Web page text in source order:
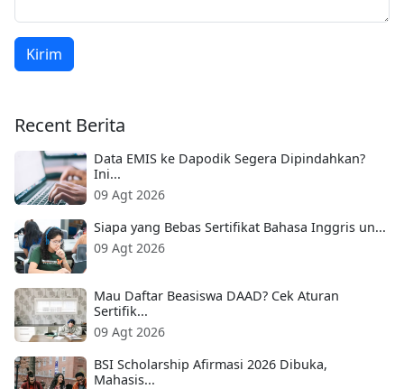
Kirim
Recent Berita
Data EMIS ke Dapodik Segera Dipindahkan?
Ini...
09 Agt 2026
Siapa yang Bebas Sertifikat Bahasa Inggris un...
09 Agt 2026
Mau Daftar Beasiswa DAAD? Cek Aturan
Sertifik...
09 Agt 2026
BSI Scholarship Afirmasi 2026 Dibuka,
Mahasis...